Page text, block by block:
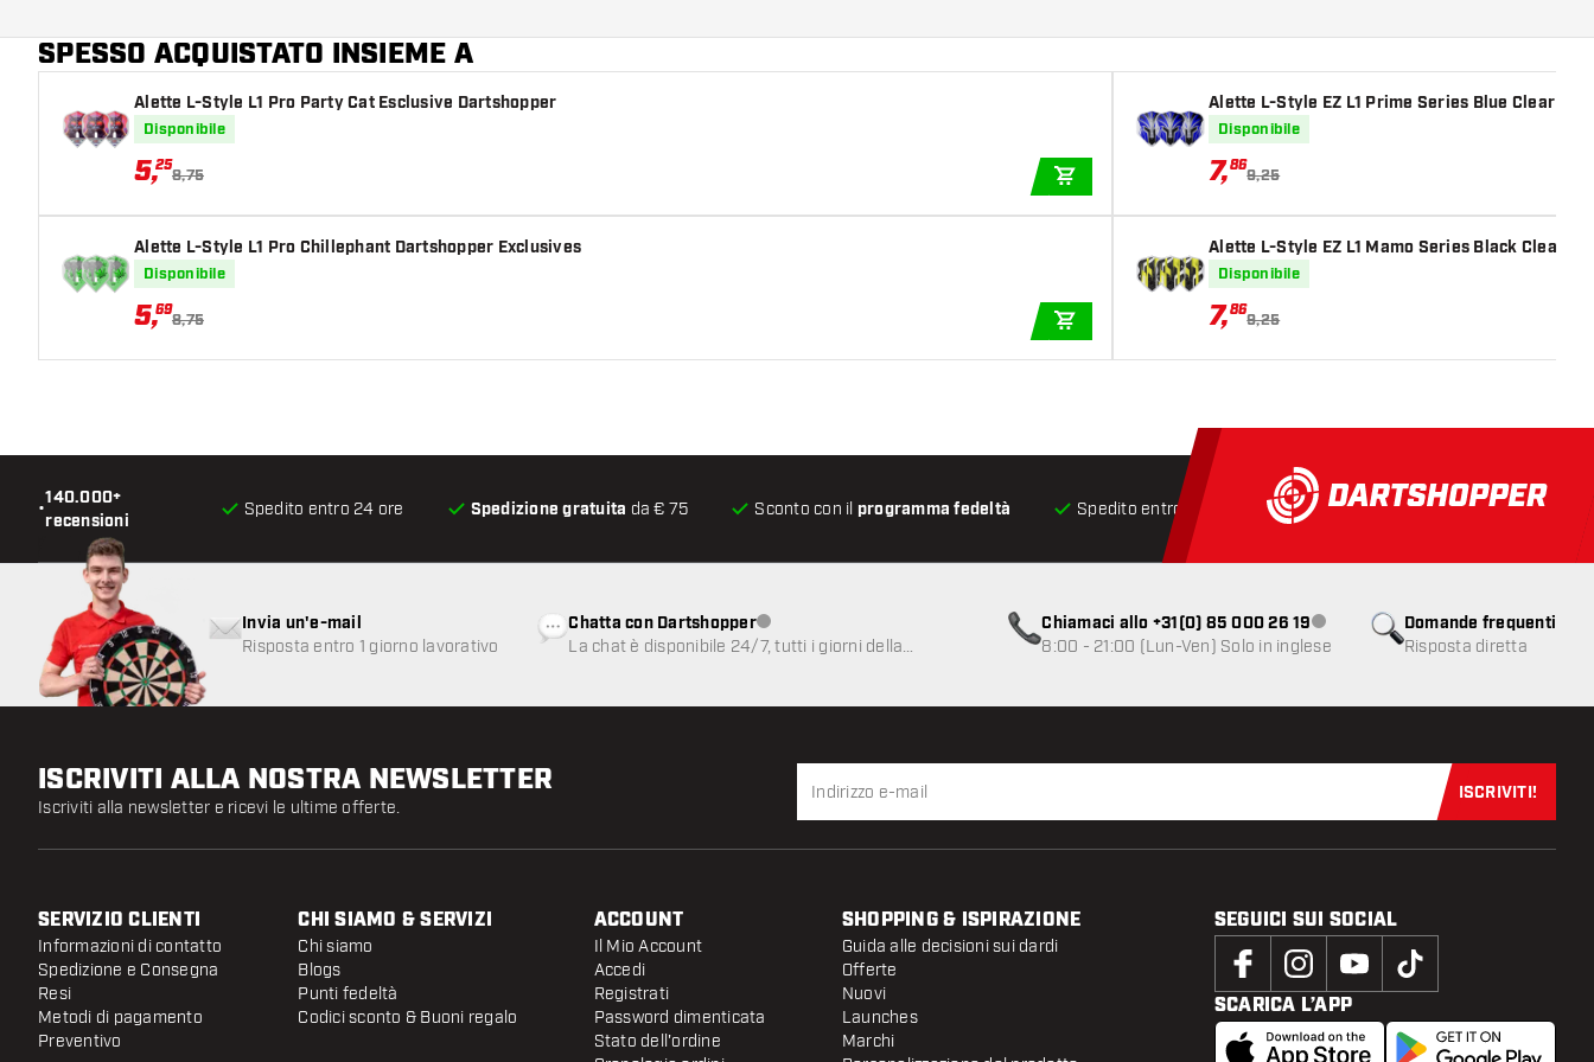
Giocatore di freccette
Colore del barrel
Zona di presa del barrel
Peso delle freccette
Larghezza del barrel (MM)
Lunghezza del barrel (MM)
SPESSO ACQUISTATO INSIEME A
Alette L-Style L1 Pro Party Cat Esclusive Dartshopper
Disponibile
5,25
8,75
AGGIUNGI AL CARRELLO
Alette L-Style L1 Pro Chillephant Dartshopper Exclusives
Disponibile
5,69
8,75
AGGIUNGI AL CARRELLO
Alette L-Style EZ L1 Prime Series Blue Clear
Disponibile
7,86
9,25
Alette L-Style EZ L1 Mamo Series Black Clear
Disponibile
7,86
9,25
•
140.000+
recensioni
Spedito entro 24 ore Spedizione gratuita da € 75 Sconto con il programma fedeltà Spedito entro 24 ore Spedizione gratuitada € 75
Domande frequenti
Risposta diretta
Invia un'e-mail
Risposta entro 1 giorno lavorativo
Chatta con DartshopperServizio clienti non disponibile
La chat è disponibile 24/7, tutti i giorni della
Chiamaci allo +31(0) 85 000 26 19Servizio clienti non disponibile
8:00 - 21:00 (Lun-Ven) Solo in inglese
ISCRIVITI ALLA NOSTRA NEWSLETTER
Iscriviti alla newsletter e ricevi le ultime offerte.
Iscriviti
ISCRIVITI!
SERVIZIO CLIENTI
Informazioni di contatto
Spedizione e Consegna
Resi
Metodi di pagamento
Preventivo
CHI SIAMO & SERVIZI
Chi siamo
Blogs
Punti fedeltà
Codici sconto & Buoni regalo
ACCOUNT
Il Mio Account
Accedi
Registrati
Password dimenticata
Stato dell'ordine
SHOPPING & ISPIRAZIONE
Guida alle decisioni sui dardi
Offerte
Nuovi
Launches
Marchi
SEGUICI SUI SOCIAL
SCARICA L’APP